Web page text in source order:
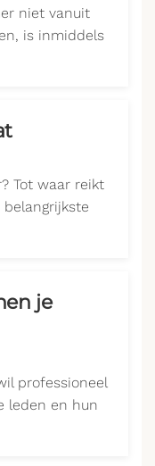
niet vanuit
is inmiddels
Tot waar reikt
je
professioneel
leden en hun